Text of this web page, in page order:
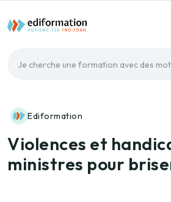
Ediformation
Violences et
ministres pour